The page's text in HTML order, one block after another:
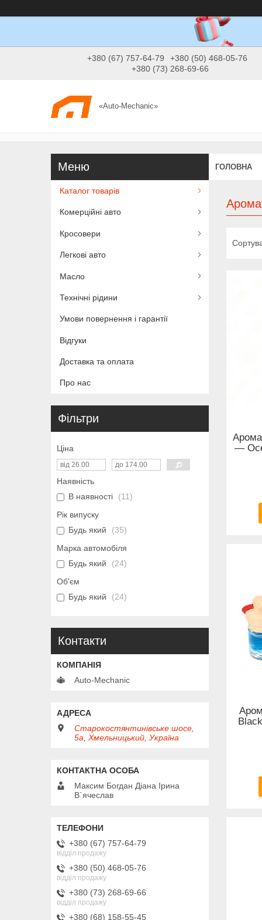
+380 (67) 757-64-79
+380 (50) 468-05-76
+380 (73) 268-69-66
«Auto-Mechanic»
ГОЛОВНА
—
Каталог товарів
Комерційні авто
Кросовери
Легкові авто
Масло
Технічні рідини
Умови повернення і гарантії
Відгуки
Доставка та оплата
Про нас
Фільтри
Ціна
Наявність
В наявності
11
Рік випуску
Будь який
35
Марка автомобіля
Будь який
24
Об'єм
Будь який
24
Контакти
Auto-Mechanic
Старокостянтинівське шосе,
5а, Хмельницький, Україна
Максим Богдан Діана Ірина
В`ячеслав
+380 (67) 757-64-79
відділ продажу
+380 (50) 468-05-76
відділ продажу
+380 (73) 268-69-66
відділ продажу
+380 (68) 158-55-45